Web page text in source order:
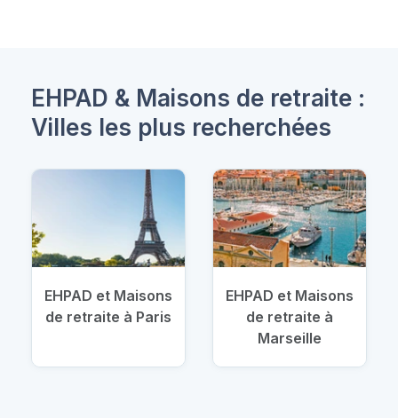
EHPAD & Maisons de retraite :
Villes les plus recherchées
EHPAD et Maisons
de retraite à Paris
EHPAD et Maisons
de retraite à
Marseille